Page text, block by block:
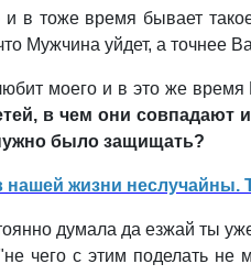
тоже время бывает
Мужчина уйдет, а точнее
моего и в это же
в чем они совпадают
было защищать?
жизни неслучайны.
думала да езжай ты
чего с этим поделать не